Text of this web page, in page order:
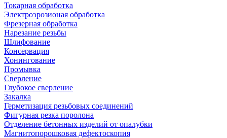
Токарная обработка
Электроэрозионая обработка
Фрезерная обработка
Нарезание резьбы
Шлифование
Консервация
Хонингование
Промывка
Сверление
Глубокое сверление
Закалка
Герметизация резьбовых соединений
Фигурная резка поролона
Отделение бетонных изделий от опалубки
Магнитопорошковая дефектоскопия